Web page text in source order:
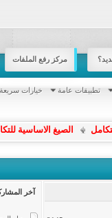
تطبيقات عامة خيارات سريعة
مركز رفع الملفات
الصيغ الاساسية
آخر